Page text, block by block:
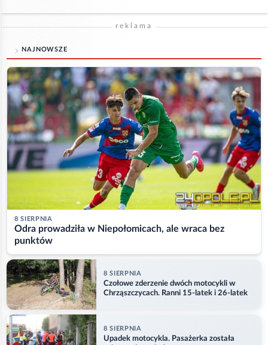
reklama
NAJNOWSZE
8 SIERPNIA
Odra prowadziła w Niepołomicach, ale wraca bez
punktów
8 SIERPNIA
Czołowe zderzenie dwóch motocykli w
Chrząszczycach. Ranni 15-latek i 26-latek
8 SIERPNIA
Upadek motocykla. Pasażerka została